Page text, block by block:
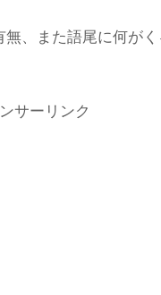
、また語尾に何が
サーリンク